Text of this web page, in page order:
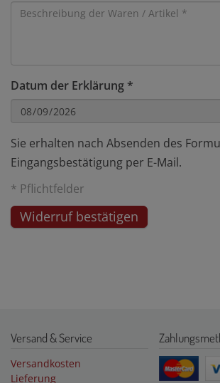
Datum der Erklärung *
Sie erhalten nach Absenden des
Eingangsbestätigung per E-Mail.
* Pflichtfelder
Widerruf bestätigen
Versand & Service
Versandkosten
Lieferung